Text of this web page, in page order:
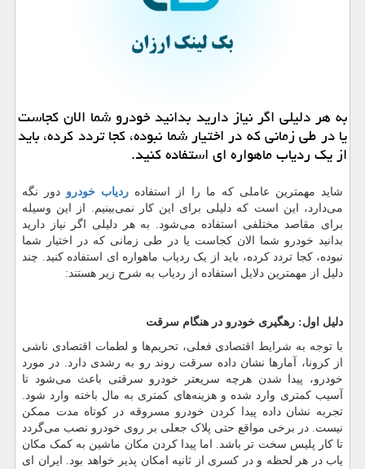
به هر دلیلی اگر نیاز دارید بدانید خودرو شما الان كجاست
یا در طی زمانی كه در اختیار شما نبوده، كجا تردد كرده، باید
از یك ردیاب ماهواره ای استفاده كنید.
شاید مهمترین عاملی که ما را از استفاده ردیاب خودرو دور نگه
میدارد، این است که دلیلی برای این کار نمیبینیم. از این وسیله
برای مقاصد مختلفی استفاده میشود. به هر دلیلی اگر نیاز دارید
بدانید خودرو شما الان کجاست یا در طی زمانی که در اختیار شما
نبوده، کجا تردد کرده، باید از یک ردیاب ماهواره ای استفاده کنید. چند
دلیل از مهمترین دلایل استفاده از ردیاب به شرح زیر هستند:
دلیل اول: رهگیری خودرو در هنگام سرقت
با توجه به شرایط اقتصادی فعلی، تحریمها و لطمات اقتصادی ناشی
از کرونا، آمار ها نشان داده سرقت روند رو به رشدی دارد. در مورد
خودرو، پیدا شدن هرچه سریعتر خودرو سرقتی باعث میشود تا
آسیب کمتری وارد شده و هزینههای کمتری به مال باخته وارد شود.
تجربه نشان داده پیدا کردن خودرو مسروقه در کوتاه مدت ممکن
نیست. در برخی مواقع حتی پلاک جعلی بر روی خودرو نصب میگردد
تا کار پلیس سخت تر باشد. اما پیدا کردن مکان ماشین به کمک مکان
یاب در هر لحظه و در کسری از ثانیه امکان پذیر خواهد بود. ایران ای